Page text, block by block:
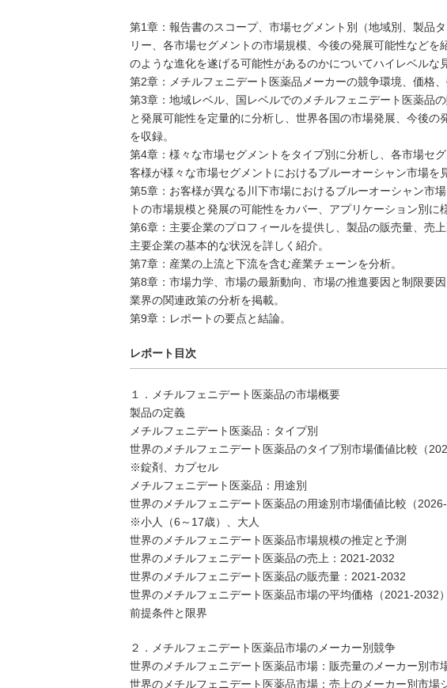
第1章：報告書のスコープ、市場セグメント別（地域別、製品
リー、各市場セグメントの市場規模、今後の発展可能性など
のような進化を遂げる可能性があるのかについてハイレベルな
第2章：メチルフェニデート医薬品メーカーの競争環境、価格
第3章：地域レベル、国レベルでのメチルフェニデート医薬品
と発展可能性を定量的に分析し、世界各国の市場発展、今後
を収録。
第4章：様々な市場セグメントをタイプ別に分析し、各市場セ
客様が様々な市場セグメントにおけるブルーオーシャン市場を
第5章：お客様が異なる川下市場におけるブルーオーシャン市
トの市場規模と発展の可能性をカバー、アプリケーション別に
第6章：主要企業のプロフィールを提供し、製品の販売量、売
主要企業の基本的な状況を詳しく紹介。
第7章：産業の上流と下流を含む産業チェーンを分析。
第8章：市場力学、市場の最新動向、市場の推進要因と制限要
業界の関連政策の分析を掲載。
第9章：レポートの要点と結論。
レポート目次
１．メチルフェニデート医薬品の市場概要
製品の定義
メチルフェニデート医薬品：タイプ別
世界のメチルフェニデート医薬品のタイプ別市場価値比較（
※錠剤、カプセル
メチルフェニデート医薬品：用途別
世界のメチルフェニデート医薬品の用途別市場価値比較（2026-
※小人（6～17歳）、大人
世界のメチルフェニデート医薬品市場規模の推定と予測
世界のメチルフェニデート医薬品の売上：2021-2032
世界のメチルフェニデート医薬品の販売量：2021-2032
世界のメチルフェニデート医薬品市場の平均価格（2021-2032）
前提条件と限界
２．メチルフェニデート医薬品市場のメーカー別競争
世界のメチルフェニデート医薬品市場：販売量のメーカー別市
世界のメチルフェニデート医薬品市場：売上のメーカー別市場